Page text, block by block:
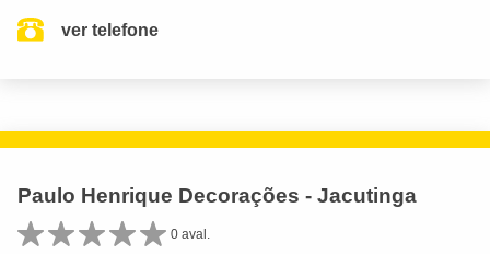
ver telefone
Paulo Henrique Decorações - Jacutinga
0 aval.